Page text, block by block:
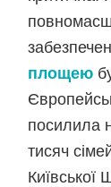
площею
посилила
тисяч
Київської